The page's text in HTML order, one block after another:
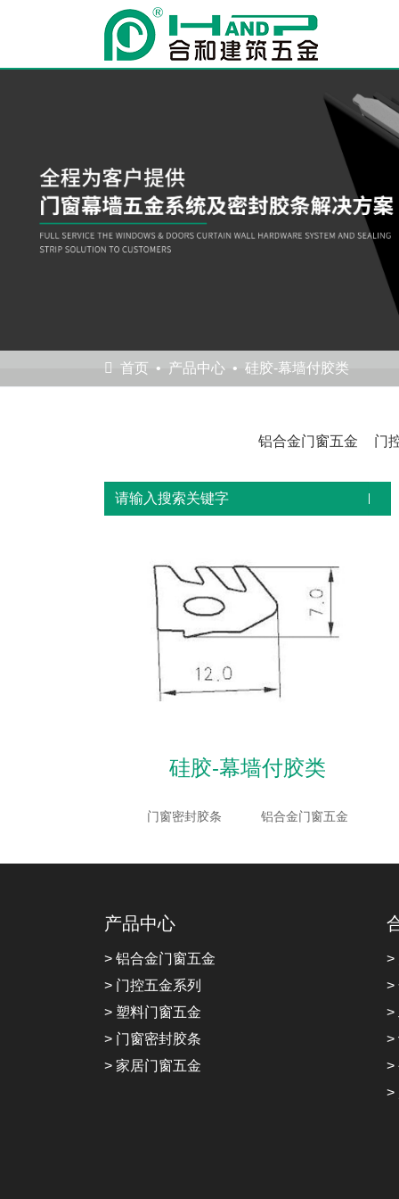
首页 产品中心 硅胶-幕墙付胶类
铝合金门窗五金 门
硅胶-幕墙付胶类
门窗密封胶条 铝合金门窗五金
产品中心
> 铝合金门窗五金
> 门控五金系列
> 塑料门窗五金
> 门窗密封胶条
> 家居门窗五金
>
>
>
>
>
>